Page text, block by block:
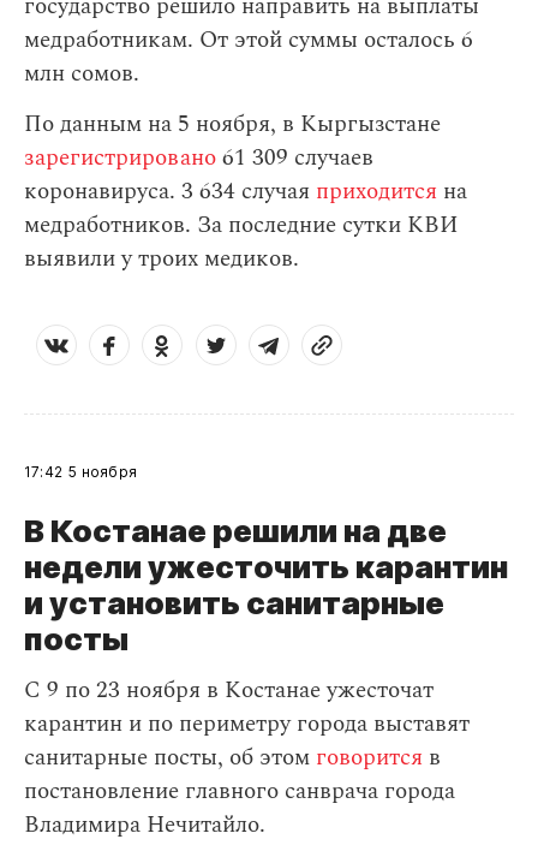
медработникам. От этой суммы осталось 6
млн сомов.
По данным на 5 ноября, в Кыргызстане
зарегистрировано61 309 случаев
коронавируса. 3 634 случая приходится на
медработников. За последние сутки КВИ
выявили у троих медиков.
17:42 5 ноября
В Костанае решили на две
недели ужесточить карантин
и установить санитарные
посты
С 9 по 23 ноября в Костанае ужесточат
карантин и по периметру города выставят
санитарные посты, об этом говорится в
постановление главного санврача города
Владимира Нечитайло.